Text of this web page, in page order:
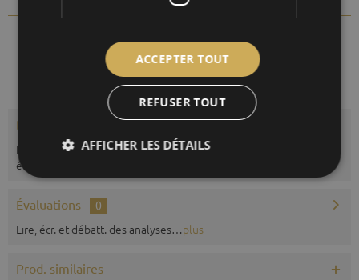
Description
Pour les mesures à l’extérieur et dans des conditions d’humidité
élevée, il est préférable...
Évaluations 0
Lire, écr. et débatt. des analyses…plus
Prod. similaires
ACCEPTER TOUT
REFUSER TOUT
AFFICHER LES DÉTAILS